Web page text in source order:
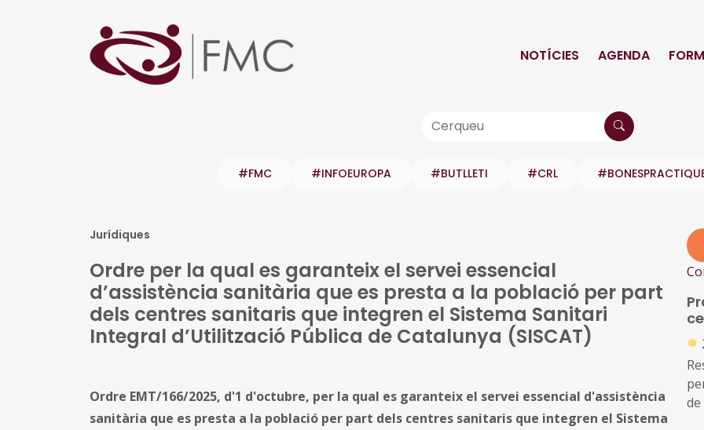
NOTÍCIES AGENDA
#FMC #INFOEUROPA #BUTLLETI #CRL
Jurídiques
Ordre per la qual es garanteix el servei essencial
d’assistència sanitària que es presta a la població per part
dels centres sanitaris que integren el Sistema Sanitari
Integral d’Utilització Pública de Catalunya (SISCAT)
Ordre EMT/166/2025, d'1 d'octubre, per la qual es garanteix el servei essencial d'assistència
sanitària que es presta a la població per part dels centres sanitaris que integren el Sistema
●